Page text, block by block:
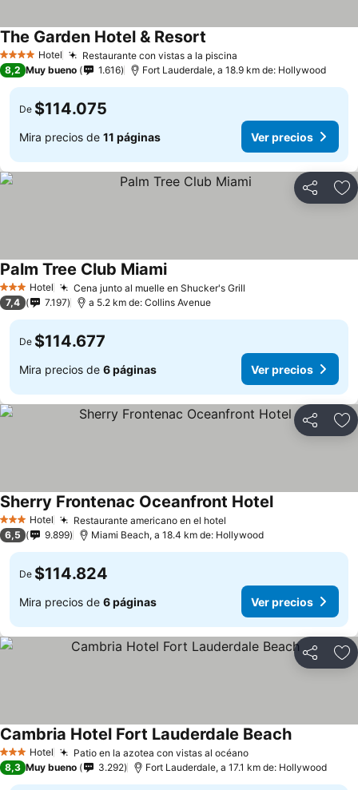
4 EstrellasHotel Restaurante con vistas a la piscina
The Garden Hotel & Resort
8,2 Muy bueno 1.616 Fort Lauderdale, a 18.9 km de: Hollywood
De $114.075
Mira precios de 11 páginas Ver precios
Compartir
3 Estrellas
Hotel Cena junto al muelle en Shucker's Grill
Palm Tree Club Miami
7,4 7.197 a 5.2 km de: Collins Avenue
De $114.677
Mira precios de 6 páginas Ver precios
Compartir
3 Estrellas
Hotel Restaurante americano en el hotel
Sherry Frontenac Oceanfront Hotel
6,5 9.899 Miami Beach, a 18.4 km de: Hollywood
De $114.824
Mira precios de 6 páginas Ver precios
Compartir
3 Estrellas
Hotel Patio en la azotea con vistas al océano
Cambria Hotel Fort Lauderdale Beach
8,3 Muy bueno 3.292 Fort Lauderdale, a 17.1 km de: Hollywood